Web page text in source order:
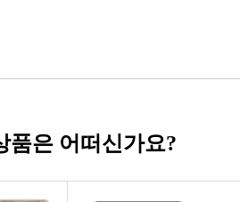
품은 어떠신가요?